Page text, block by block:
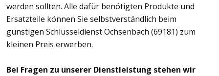
werden sollten. Alle dafür benötigten Produkte und
Ersatzteile können Sie selbstverständlich beim
günstigen Schlüsseldienst Ochsenbach (69181) zum
kleinen Preis erwerben.
Bei Fragen zu unserer Dienstleistung stehen wir